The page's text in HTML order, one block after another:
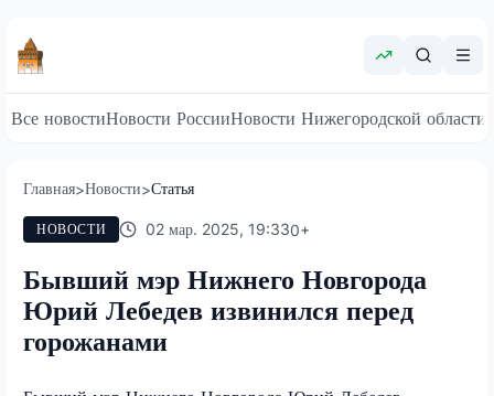
Все новостиНовости РоссииНовости Нижегородской области
Главная>Новости>Статья
НОВОСТИ 02 мар. 2025, 19:330+
Бывший мэр Нижнего Новгорода
Юрий Лебедев извинился перед
горожанами